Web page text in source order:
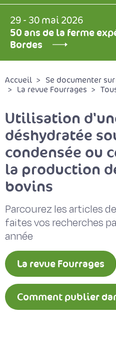
29 - 30 mai 2026
50 ans de la ferme
Bordes
Accueil
Se documenter
La revue Fourrages
Utilisation
déshydratée
condensée ou
la production
bovins
Parcourez les articles
faites vos recherches
année
La revue Fourrages
Comment publier